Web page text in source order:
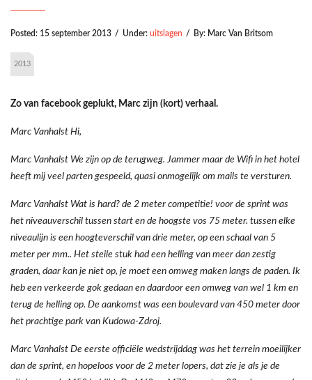
Posted: 15 september 2013 / Under: uitslagen / By: Marc Van Britsom
2013
Zo van facebook geplukt, Marc zijn (kort) verhaal.
Marc Vanhalst Hi,
Marc Vanhalst We zijn op de terugweg. Jammer maar de Wifi in het hotel
heeft mij veel parten gespeeld, quasi onmogelijk om mails te versturen.
Marc Vanhalst Wat is hard? de 2 meter competitie! voor de sprint was
het niveauverschil tussen start en de hoogste vos 75 meter. tussen elke
niveaulijn is een hoogteverschil van drie meter, op een schaal van 5
meter per mm.. Het steile stuk had een helling van meer dan zestig
graden, daar kan je niet op, je moet een omweg maken langs de paden. Ik
heb een verkeerde gok gedaan en daardoor een omweg van wel 1 km en
terug de helling op. De aankomst was een boulevard van 450 meter door
het prachtige park van Kudowa-Zdroj.
Marc Vanhalst De eerste officiële wedstrijddag was het terrein moeilijker
dan de sprint, en hopeloos voor de 2 meter lopers, dat zie je als je de